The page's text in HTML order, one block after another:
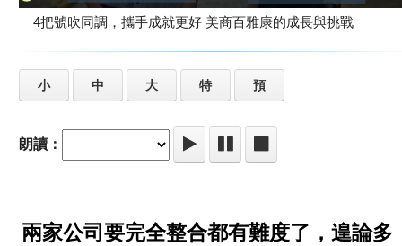
4把號吹同調，攜手成就更好 美商百雅康的成長與挑戰
小 中 大 特 預
朗讀：
兩家公司要完全整合都有難度了，遑論多